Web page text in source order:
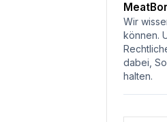
Wir
können.
dabei,
halten.